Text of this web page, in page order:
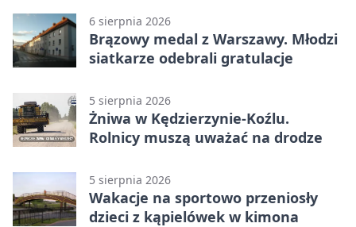
6 sierpnia 2026
Brązowy medal z Warszawy. Młodzi
siatkarze odebrali gratulacje
5 sierpnia 2026
Żniwa w Kędzierzynie-Koźlu.
Rolnicy muszą uważać na drodze
5 sierpnia 2026
Wakacje na sportowo przeniosły
dzieci z kąpielówek w kimona